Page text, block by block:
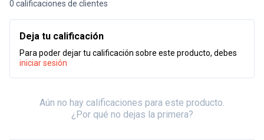
0 calificaciones de clientes
Deja tu calificación
Para poder dejar tu calificación sobre este producto, debes
iniciar sesión
Aún no hay calificaciones para este producto.
¿Por qué no dejas la primera?